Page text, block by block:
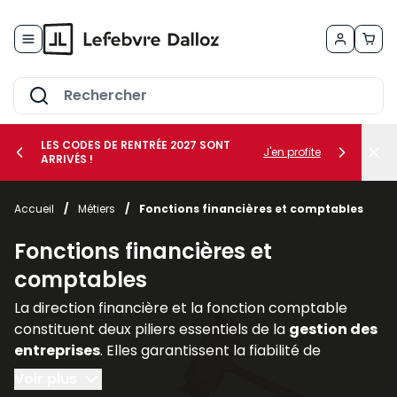
le sous-menu Vos métiers
le sous-menu Vos besoins
LES CODES DE RENTRÉE 2027 SONT
ARRIVÉS !
J'en profite
Accueil / Métiers / Fonctions financières et comptables
Fonctions financières et
comptables
La direction financière et la fonction comptable
constituent deux piliers essentiels de la gestion des
entreprises. Elles garantissent la fiabilité de
l’information financière, assurent la